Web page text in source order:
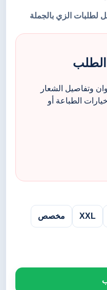
وتفاصيل الشعار
الطباعة أو
XXL مخصص